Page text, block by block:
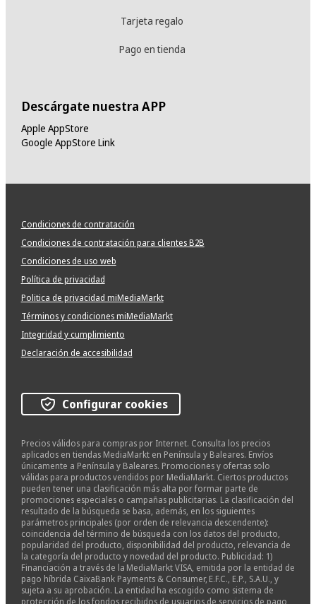
Tarjeta regalo
Pago en tienda
Descárgate nuestra APP
Apple AppStore
Google AppStore Link
Condiciones de contratación
Condiciones de contratación para clientes B2B
Condiciones de uso web
Política de privacidad
Politica de privacidad miMediaMarkt
Términos y condiciones miMediaMarkt
Integridad y cumplimiento
Declaración de accesibilidad
Configurar cookies
Precios válidos para compras por Internet. Consulta los precios
aplicados en tiendas MediaMarkt en Península y Baleares. Envíos
únicamente a Península y Baleares. Promociones y ofertas solo
válidas para productos vendidos por MediaMarkt. Ciertos productos
pueden tener una clasificación más alta por formar parte de
promociones especiales o campañas publicitarias. La clasificación del
resultado de la búsqueda se basa, además, en los siguientes
parámetros principales (por orden de relevancia descendente):
coincidencia del término de búsqueda con los datos del producto,
popularidad del producto, disponibilidad del producto, relevancia de
la categoría del producto y novedad del producto. Publicidad: 1)
Financiación a través de la MediaMarkt VISA, emitida por la entidad de
pago híbrida CaixaBank Payments & Consumer, E.F.C., E.P., S.A.U., y
sujeta a su aprobación. La entidad ha escogido como sistema de
protección de los fondos recibidos de usuarios de servicios de pago